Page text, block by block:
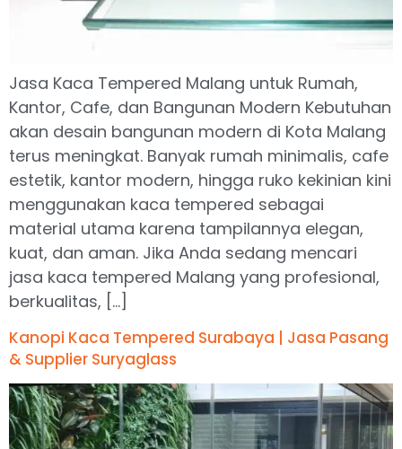
Jasa Kaca Tempered Malang untuk Rumah,
Kantor, Cafe, dan Bangunan Modern Kebutuhan
akan desain bangunan modern di Kota Malang
terus meningkat. Banyak rumah minimalis, cafe
estetik, kantor modern, hingga ruko kekinian kini
menggunakan kaca tempered sebagai
material utama karena tampilannya elegan,
kuat, dan aman. Jika Anda sedang mencari
jasa kaca tempered Malang yang profesional,
berkualitas, […]
Kanopi Kaca Tempered Surabaya | Jasa Pasang
& Supplier Suryaglass